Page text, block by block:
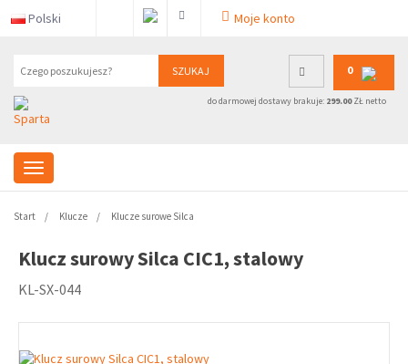
Polski Moje konto
SZUKAJ 0
do darmowej dostawy brakuje: 299.00ZŁ netto
Start Klucze Klucze surowe Silca
Klucz surowy Silca CIC1, stalowy
KL-SX-044